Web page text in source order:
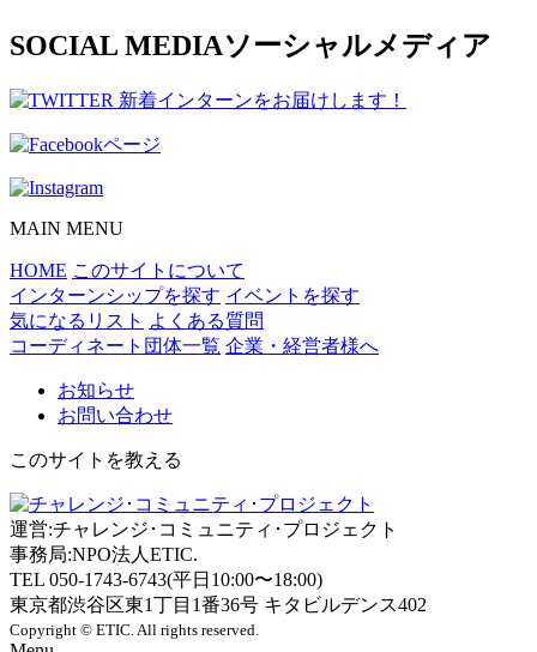
SOCIAL MEDIAソーシャルメディア
MAIN MENU
HOME このサイトについて
インターンシップを探す イベントを探す
気になるリスト よくある質問
コーディネート団体一覧 企業・経営者様へ
お知らせ
お問い合わせ
このサイトを教える
運営:チャレンジ･コミュニティ･プロジェクト
事務局:NPO法人ETIC.
TEL 050-1743-6743(平日10:00〜18:00)
東京都渋谷区東1丁目1番36号 キタビルデンス402
Copyright © ETIC. All rights reserved.